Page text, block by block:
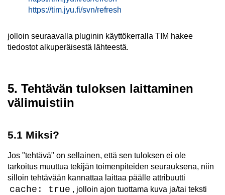
https://tim.jyu.fi/svn/refresh
jolloin seuraavalla pluginin käyttökerralla TIM hakee
tiedostot alkuperäisestä lähteestä.
5. Tehtävän tuloksen laittaminen
välimuistiin
5.1 Miksi?
Jos "tehtävä" on sellainen, että sen tuloksen ei ole
tarkoitus muuttua tekijän toimenpiteiden seurauksena, niin
silloin tehtävään kannattaa laittaa päälle attribuutti
cache: true , jolloin ajon tuottama kuva ja/tai teksti